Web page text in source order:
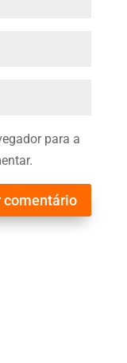
para a
comentário